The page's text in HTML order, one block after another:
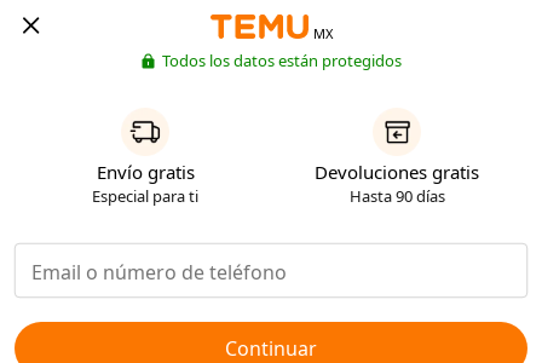
MX
Todos los datos están protegidos
Envío gratis
Especial para ti
Devoluciones gratis
Hasta 90 días
Continuar